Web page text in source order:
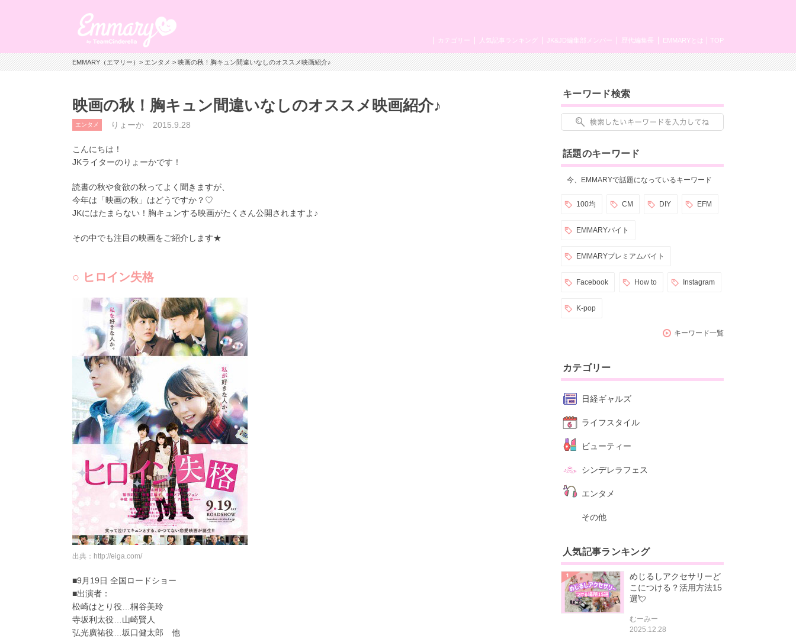
TOP
EMMARYとは
歴代編集長
JK&JD編集部メンバー
人気記事ランキング
カテゴリー
EMMARY（エマリー）>エンタメ> 映画の秋！胸キュン間違いなしのオススメ映画紹介♪
映画の秋！胸キュン間違いなしのオススメ映画紹介♪
エンタメ りょーか 2015.9.28
こんにちは！
JKライターのりょーかです！
読書の秋や食欲の秋ってよく聞きますが、
今年は「映画の秋」はどうですか？♡
JKにはたまらない！胸キュンする映画がたくさん公開されますよ♪
その中でも注目の映画をご紹介します★
○ ヒロイン失格
出典：http://eiga.com/
■9月19日 全国ロードショー
■出演者：
松崎はとり役…桐谷美玲
寺坂利太役…山崎賢人
弘光廣祐役…坂口健太郎 他
キーワード検索
話題のキーワード
今、EMMARYで話題になっているキーワード
100均 CM DIY EFM
EMMARYバイト
EMMARYプレミアムバイト
Facebook How to Instagram
K-pop
キーワード一覧
カテゴリー
日経ギャルズ
ライフスタイル
ビューティー
シンデレラフェス
エンタメ
その他
人気記事ランキング
めじるしアクセサリーど
こにつける？活用方法15
選💘
むーみー
2025.12.28